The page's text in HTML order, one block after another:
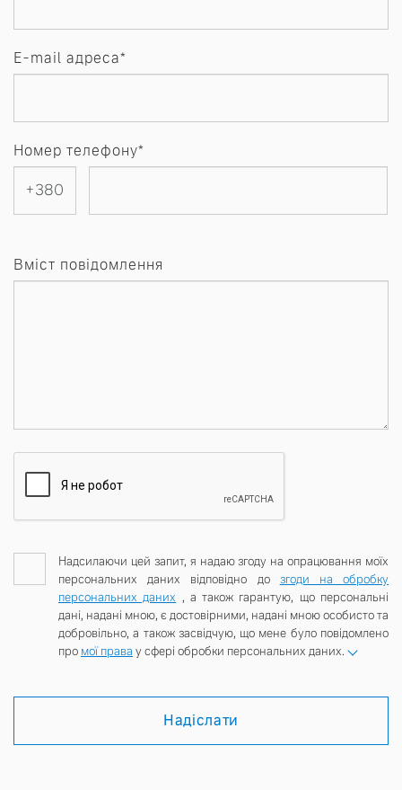
E-mail адреса*
Номер телефону*
Вміст повідомлення
Надсилаючи цей запит, я надаю згоду на опрацювання моїх
персональних даних відповідно до згоди на обробку
персональних даних , а також гарантую, що персональні
дані, надані мною, є достовірними, надані мною особисто та
добровільно, а також засвідчую, що мене було повідомлено
про мої права у сфері обробки персональних даних.
Надіслати